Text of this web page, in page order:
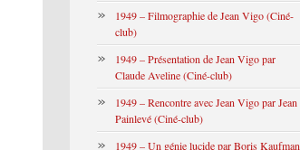
1949 – Filmographie de Jean Vigo (Ciné-
club)
1949 – Présentation de Jean Vigo par
Claude Aveline (Ciné-club)
1949 – Rencontre avec Jean Vigo par Jean
Painlevé (Ciné-club)
1949 – Un génie lucide par Boris Kaufman